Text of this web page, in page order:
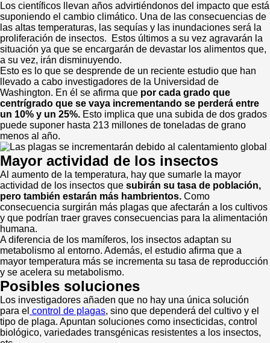
Los científicos llevan años advirtiéndonos del impacto que está
suponiendo el cambio climático. Una de las consecuencias de
las altas temperaturas, las sequías y las inundaciones será la
proliferación de insectos. Estos últimos a su vez agravarán la
situación ya que se encargarán de devastar los alimentos que,
a su vez, irán disminuyendo.
Esto es lo que se desprende de un reciente estudio que han
llevado a cabo investigadores de la Universidad de
Washington. En él se afirma que por cada grado que
centrígrado que se vaya incrementando se perderá entre
un 10% y un 25%. Esto implica que una subida de dos grados
puede suponer hasta 213 millones de toneladas de grano
menos al año.
Mayor actividad de los insectos
Al aumento de la temperatura, hay que sumarle la mayor
actividad de los insectos que subirán su tasa de población,
pero también estarán más hambrientos. Como
consecuencia surgirán más plagas que afectarán a los cultivos
y que podrían traer graves consecuencias para la alimentación
humana.
A diferencia de los mamíferos, los insectos adaptan su
metabolismo al entorno. Además, el estudio afirma que a
mayor temperatura más se incrementa su tasa de reproducción
y se acelera su metabolismo.
Posibles soluciones
Los investigadores añaden que no hay una única solución
para el control de plagas, sino que dependerá del cultivo y el
tipo de plaga. Apuntan soluciones como insecticidas, control
biológico, variedades transgénicas resistentes a los insectos,